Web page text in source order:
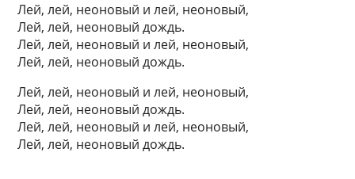
Лей, лей, неоновый и лей, неоновый,
Лей, лей, неоновый дождь.
Лей, лей, неоновый и лей, неоновый,
Лей, лей, неоновый дождь.
Лей, лей, неоновый и лей, неоновый,
Лей, лей, неоновый дождь.
Лей, лей, неоновый и лей, неоновый,
Лей, лей, неоновый дождь.